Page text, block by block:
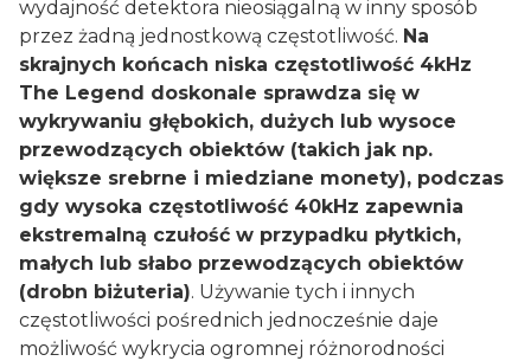
wydajność detektora nieosiągalną w inny sposób
przez żadną jednostkową częstotliwość. Na
skrajnych końcach niska częstotliwość 4kHz
The Legend doskonale sprawdza się w
wykrywaniu głębokich, dużych lub wysoce
przewodzących obiektów (takich jak np.
większe srebrne i miedziane monety), podczas
gdy wysoka częstotliwość 40kHz zapewnia
ekstremalną czułość w przypadku płytkich,
małych lub słabo przewodzących obiektów
(drobn biżuteria). Używanie tych i innych
częstotliwości pośrednich jednocześnie daje
możliwość wykrycia ogromnej różnorodności